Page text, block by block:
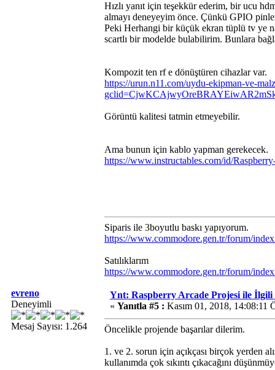
Hızlı yanıt için teşekkür ederim, bir ucu
almayı deneyeyim önce. Çünkü GPIO
Peki Herhangi bir küçük ekran tüplü tv ye
scartlı bir modelde bulabilirim. Bunlara
Kompozit ten rf e dönüştüren cihazlar var.
https://urun.n11.com/uydu-ekipman-ve-
Görüntü kalitesi tatmin etmeyebilir.
Ama bunun için kablo yapman gerekecek.
https://www.instructables.com/id/
Siparis ile 3boyutlu baskı yapıyorum.
https://www.commodore.gen.tr/forum/
Satılıklarım
https://www.commodore.gen.tr/forum/
evreno
Deneyimli
Mesaj Sayısı: 1.264
Ynt: Raspberry Arcade Projesi ile İlgili
« Yanıtla #5 : Kasım 01, 2018, 14:08:11
Öncelikle projende başarılar dilerim.
1. ve 2. sorun için açıkçası birçok yerden
kullanımda çok sıkıntı çıkacağını